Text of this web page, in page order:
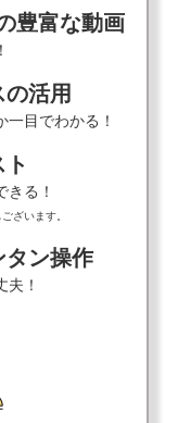
豊富な動画
活用
目でわかる！
る！
ざいます。
タン操作
！